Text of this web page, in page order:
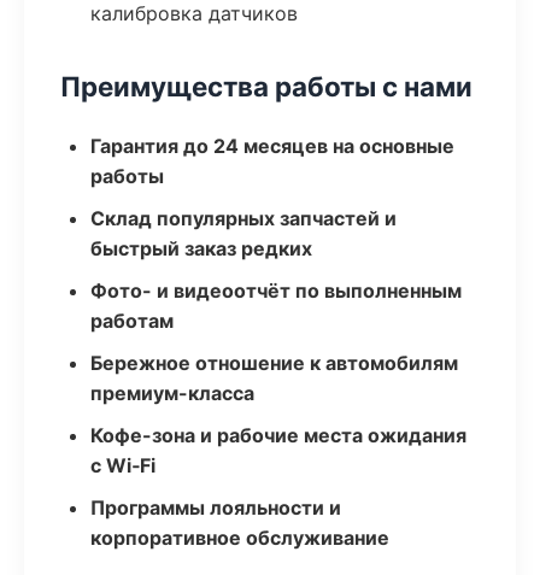
калибровка датчиков
Преимущества работы с нами
Гарантия до 24 месяцев на основные
работы
Склад популярных запчастей и
быстрый заказ редких
Фото- и видеоотчёт по выполненным
работам
Бережное отношение к автомобилям
премиум-класса
Кофе-зона и рабочие места ожидания
с Wi‑Fi
Программы лояльности и
корпоративное обслуживание